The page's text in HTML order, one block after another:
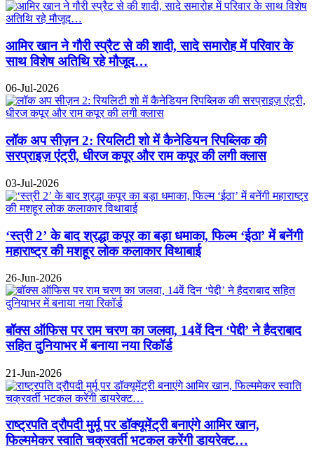
आमिर खान ने गौरी स्प्रैट से की शादी, सादे समारोह में परिवार के
साथ विशेष अतिथि रहे मौजूद…
06-Jul-2026
लॉक अप सीज़न 2: रियलिटी शो में कैनेडियन रिपब्लिक की
सरप्राइज़ एंट्री, धीरज कपूर और राम कपूर की लगी क्लास
03-Jul-2026
‘स्त्री 2’ के बाद श्रद्धा कपूर का बड़ा धमाका, फिल्म ‘ईठा’ में बनेंगी
महाराष्ट्र की मशहूर लोक कलाकार विथाबाई
26-Jun-2026
बॉक्स ऑफिस पर राम चरण का जलवा, 14वें दिन ‘पेद्दी’ ने हैदराबाद
सहित दुनियाभर में बनाया नया रिकॉर्ड
21-Jun-2026
राष्ट्रपति द्रौपदी मुर्मू पर डॉक्यूमेंट्री बनाएंगे आमिर खान,
फिल्ममेकर स्वाति चक्रवर्ती भटकल करेंगी डायरेक्ट…